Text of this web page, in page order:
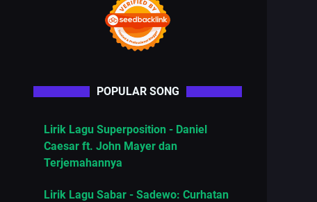
POPULAR SONG
Lirik Lagu Superposition - Daniel
Caesar ft. John Mayer dan
Terjemahannya
Lirik Lagu Sabar - Sadewo: Curhatan